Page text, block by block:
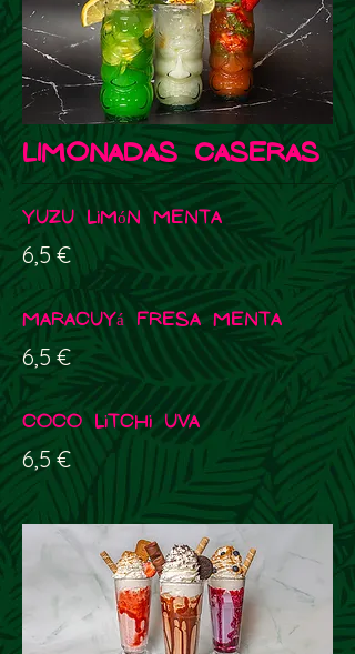
LIMONADAS CASERAS
Yuzu Limón Menta
6,5 €
Maracuyá Fresa Menta
6,5 €
Coco Litchi Uva
6,5 €